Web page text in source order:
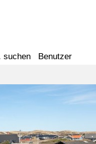
suchen Benutzer